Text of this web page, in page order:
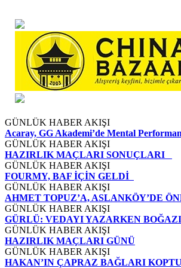
GÜNLÜK HABER AKIŞI
Acaray, GG Akademi’de Mental
GÜNLÜK HABER AKIŞI
HAZIRLIK MAÇLARI SONUÇLARI
GÜNLÜK HABER AKIŞI
FOURMY, BAF İÇİN GELDİ
GÜNLÜK HABER AKIŞI
AHMET TOPUZ’A, ASLANKÖY’DE
GÜNLÜK HABER AKIŞI
GÜRLÜ: VEDAYI YAZARKEN
GÜNLÜK HABER AKIŞI
HAZIRLIK MAÇLARI GÜNÜ
GÜNLÜK HABER AKIŞI
HAKAN’IN ÇAPRAZ BAĞLARI KOPTU